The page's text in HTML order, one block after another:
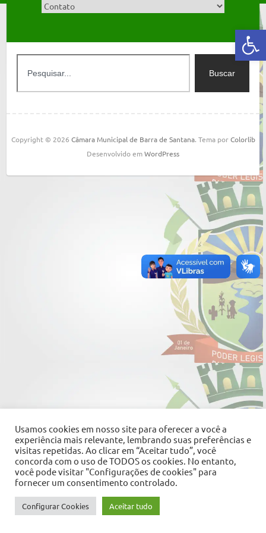
Abrir a barra de ferramentas
Buscar
Copyright © 2026 Câmara Municipal de Barra de Santana. Tema porColorlib
Desenvolvido emWordPress
Usamos cookies em nosso site para oferecer a você a
experiência mais relevante, lembrando suas preferências e
visitas repetidas. Ao clicar em “Aceitar tudo”, você
concorda com o uso de TODOS os cookies. No entanto,
você pode visitar "Configurações de cookies" para
fornecer um consentimento controlado.
Configurar Cookies Aceitar tudo